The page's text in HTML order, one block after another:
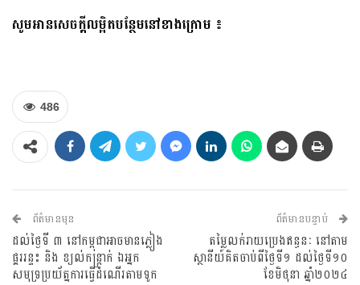
សូមអានសេចក្ដីលម្អិតបន្ថែមនៅខាងក្រោម ៖
486
ព័ត៌មានមុន
ដល់ថ្ងៃទី ៣ នៅកម្ពុជាអាចមានភ្លៀង
ផ្គររន្ទះ និង ខ្យល់កន្ត្រាក់ ឯអ្នក
សមុទ្រប្រយ័ត្នការធ្វើដំណើរតាមទូក
ព័ត៌មានបន្ទាប់
តម្លៃលក់រាយប្រេងឥន្ធនៈ នៅតាម
ស្ថានីយ៍គិតចាប់ពីថ្ងៃទី១ ដល់ថ្ងៃទី១០
ខែមិថុនា ឆ្នាំ២០២៤